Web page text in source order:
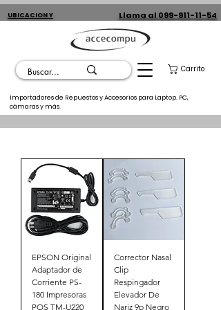
UBICACION Y
Llama al 099-911-11-54
Carrito
Importadores de Repuestos y Accesorios para Laptop. PC,
cámaras y más.
EPSON Original
Adaptador de
Corriente PS-
180 Impresoras
POS TM-U220
Corrector Nasal
Clip
Respingador
Elevador De
Nariz 9p Negro